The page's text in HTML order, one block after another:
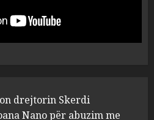
Joana Nano për
me fondet publike dhe
të pajustifikuar
Gramshi, nis
penal për Koço
drejtorin Skerdi
Nano për abuzim me